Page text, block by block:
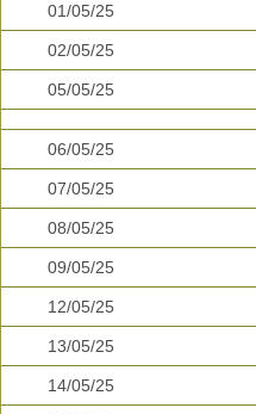
01/05/25
02/05/25
05/05/25
06/05/25
07/05/25
08/05/25
09/05/25
12/05/25
13/05/25
14/05/25